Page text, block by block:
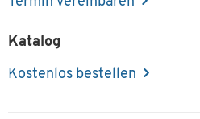
Katalog
Kostenlos bestellen